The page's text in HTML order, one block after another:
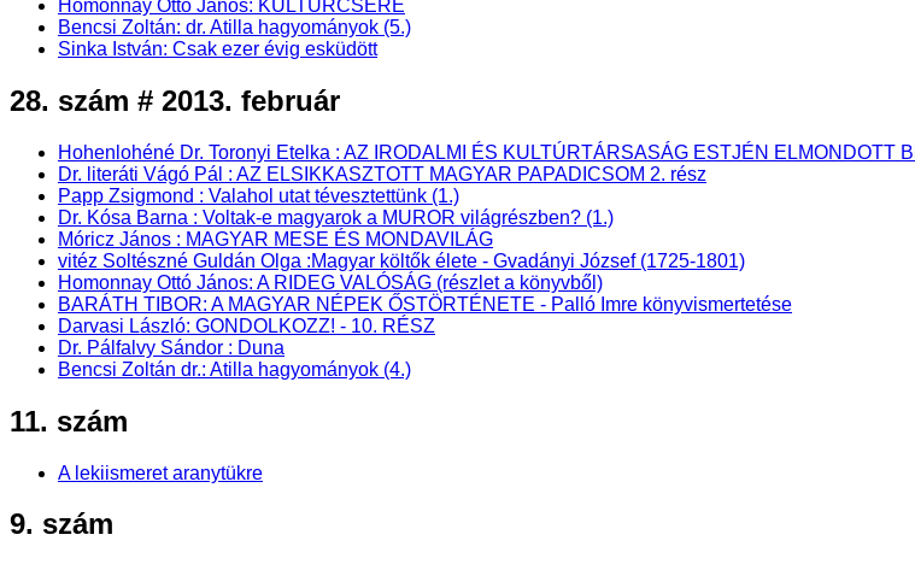
Homonnay Ottó János: KULTÚRCSERE
Bencsi Zoltán: dr. Atilla hagyományok (5.)
Sinka István: Csak ezer évig esküdött
28. szám # 2013. február
Hohenlohéné Dr. Toronyi Etelka : AZ IRODALMI ÉS KULTÚRTÁRSASÁG ESTJÉN ELMONDOTT
Dr. literáti Vágó Pál : AZ ELSIKKASZTOTT MAGYAR PAPADICSOM 2. rész
Papp Zsigmond : Valahol utat tévesztettünk (1.)
Dr. Kósa Barna : Voltak-e magyarok a MUROR világrészben? (1.)
Móricz János : MAGYAR MESE ÉS MONDAVILÁG
vitéz Soltészné Guldán Olga :Magyar költők élete - Gvadányi József (1725-1801)
Homonnay Ottó János: A RIDEG VALÓSÁG (részlet a könyvből)
BARÁTH TIBOR: A MAGYAR NÉPEK ŐSTÖRTÉNETE - Palló Imre könyvismertetése
Darvasi László: GONDOLKOZZ! - 10. RÉSZ
Dr. Pálfalvy Sándor : Duna
Bencsi Zoltán dr.: Atilla hagyományok (4.)
11. szám
A lekiismeret aranytükre
9. szám